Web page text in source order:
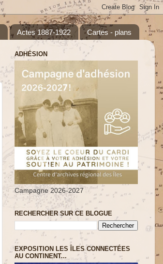
Actes 1887-1922 Cartes - plans
ADHÉSION
Campagne 2026-2027
RECHERCHER SUR CE BLOGUE
EXPOSITION LES ÎLES CONNECTÉES
AU CONTINENT...